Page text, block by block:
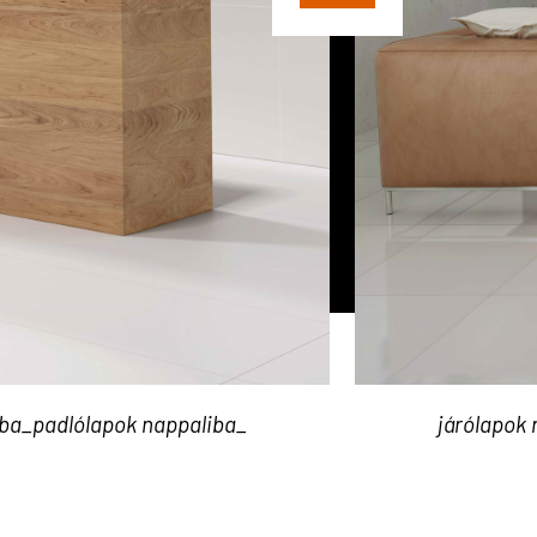
nappaliba_ járólapok